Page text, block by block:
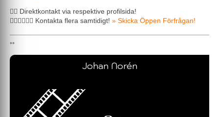
🖐🏼 Direktkontakt via respektive profilsida!
🖐🏼🖐🏼🖐🏼 Kontakta flera samtidigt! » Skicka Öppen Förfrågan!
Johan Norén